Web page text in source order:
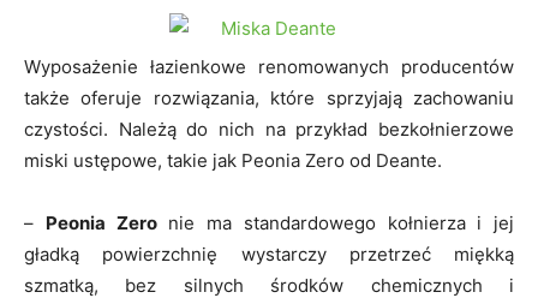
Wyposażenie łazienkowe renomowanych producentów
także oferuje rozwiązania, które sprzyjają zachowaniu
czystości. Należą do nich na przykład bezkołnierzowe
miski ustępowe, takie jak Peonia Zero od Deante.
– Peonia Zeronie ma standardowego kołnierza i jej
gładką powierzchnię wystarczy przetrzeć miękką
szmatką, bez silnych środków chemicznych i